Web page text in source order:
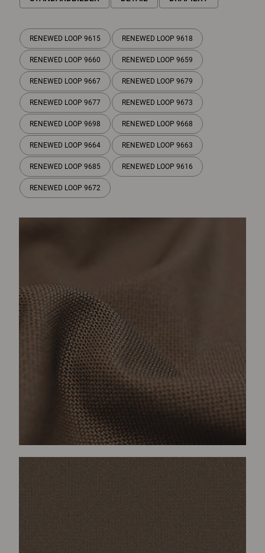
RENEWED LOOP 9615 RENEWED LOOP 9618
RENEWED LOOP 9660 RENEWED LOOP 9659
RENEWED LOOP 9667 RENEWED LOOP 9679
RENEWED LOOP 9677 RENEWED LOOP 9673
RENEWED LOOP 9698 RENEWED LOOP 9668
RENEWED LOOP 9664 RENEWED LOOP 9663
RENEWED LOOP 9685 RENEWED LOOP 9616
RENEWED LOOP 9672